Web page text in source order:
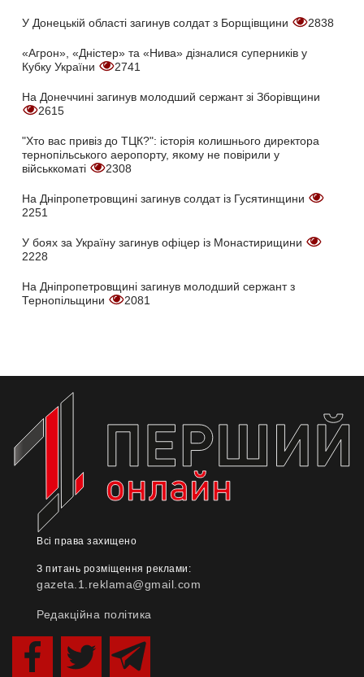
У Донецькій області загинув солдат з Борщівщини 2838
«Агрон», «Дністер» та «Нива» дізналися суперників у
Кубку України
2741
На Донеччині загинув молодший сержант зі Зборівщини
2615
"Хто вас привіз до ТЦК?": історія колишнього директора
тернопільського аеропорту, якому не повірили у
військкоматі
2308
На Дніпропетровщині загинув солдат із Гусятинщини
2251
У боях за Україну загинув офіцер із Монастирищини
2228
На Дніпропетровщині загинув молодший сержант з
Тернопільщини
2081
Всі права захищено
З питань розміщення реклами:
gazeta.1.reklama@gmail.com
Редакційна політика